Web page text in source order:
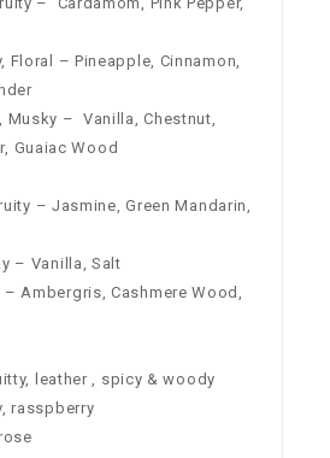
Floral – Pineapple, Cinnamon,
Musky – Vanilla, Chestnut,
Guaiac Wood
– Jasmine, Green Mandarin,
– Vanilla, Salt
– Ambergris, Cashmere Wood,
leather , spicy & woody
rasspberry